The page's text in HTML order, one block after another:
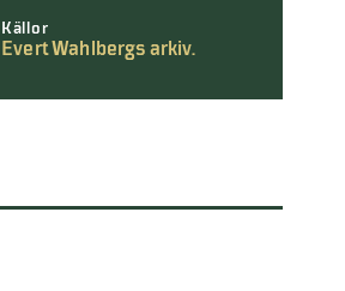
Källor
Evert Wahlbergs arkiv.